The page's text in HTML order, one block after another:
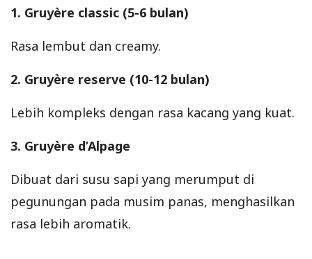
1. Gruyère classic (5-6 bulan)
Rasa lembut dan creamy.
2. Gruyère reserve (10-12 bulan)
Lebih kompleks dengan rasa kacang yang kuat.
3. Gruyère d’Alpage
Dibuat dari susu sapi yang merumput di
pegunungan pada musim panas, menghasilkan
rasa lebih aromatik.